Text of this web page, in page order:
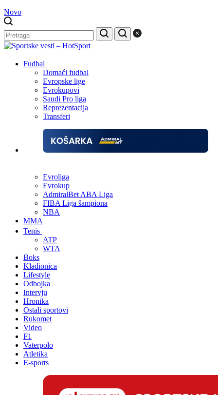
Novo
Fudbal
Domaći fudbal
Evropske lige
Evrokupovi
Saudi Pro liga
Reprezentacija
Transferi
Evroliga
Evrokup
AdmiralBet ABA Liga
FIBA Liga šampiona
NBA
MMA
Tenis
ATP
WTA
Boks
Kladionica
Lifestyle
Odbojka
Intervju
Hronika
Ostali sportovi
Rukomet
Video
F1
Vaterpolo
Atletika
E-sports